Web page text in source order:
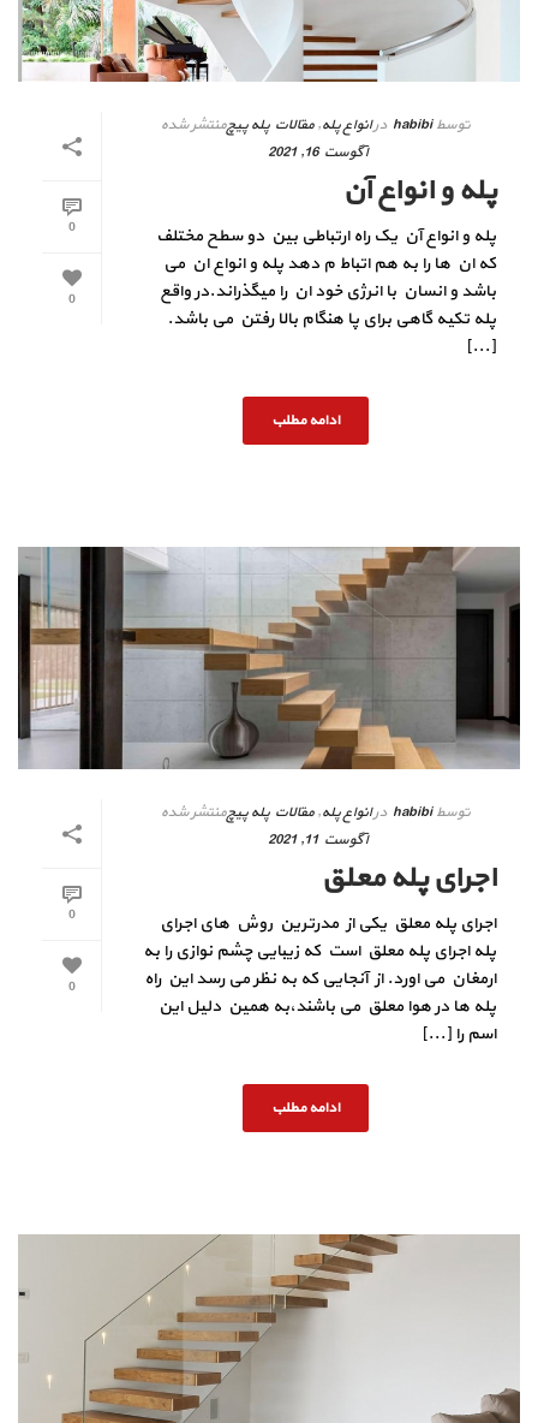
0
0
توسط habibi درانواع پله,مقالات پله پیچمنتشر شده
آگوست 16, 2021
پله و انواع آن
پله و انواع آن یک راه ارتباطی بین دو سطح مختلف
که ان ها را به هم اتباط م دهد پله و انواع ان می
باشد و انسان با انرژی خود ان را میگذراند.در واقع
پله تکیه گاهی برای پا هنگام بالا رفتن می باشد.
[...]
ادامه مطلب
0
0
توسط habibi درانواع پله,مقالات پله پیچمنتشر شده
آگوست 11, 2021
اجرای پله معلق
اجرای پله معلق یکی از مدرترین روش های اجرای
پله اجرای پله معلق است که زیبایی چشم نوازی را به
ارمغان می اورد. از آنجایی که به نظر می رسد این راه
پله ها در هوا معلق می باشند،به همین دلیل این
اسم را [...]
ادامه مطلب